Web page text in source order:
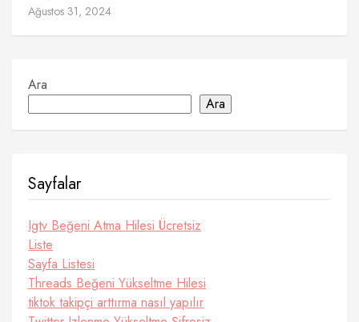
Ağustos 31, 2024
Ara
Ara
Sayfalar
Igtv Beğeni Atma Hilesi Ücretsiz
Liste
Sayfa Listesi
Threads Beğeni Yükseltme Hilesi
tiktok takipçi arttırma nasıl yapılır